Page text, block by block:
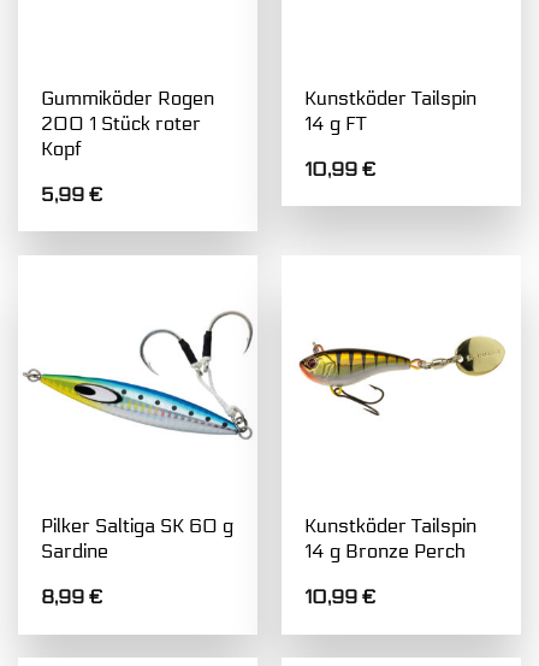
Gummiköder Rogen
200 1 Stück roter
Kopf
5,99€
Kunstköder Tailspin
14 g FT
10,99€
Pilker Saltiga SK 60 g
Sardine
8,99€
Kunstköder Tailspin
14 g Bronze Perch
10,99€